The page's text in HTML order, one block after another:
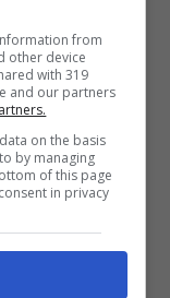
piano
ed è
Da come
from
other device
with 319
and our partners
on the basis
by managing
of this page
in privacy